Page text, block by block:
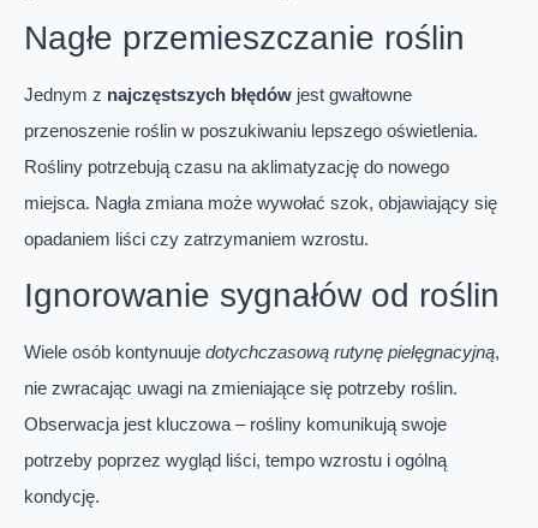
Nagłe przemieszczanie roślin
Jednym z najczęstszych błędów jest gwałtowne
przenoszenie roślin w poszukiwaniu lepszego oświetlenia.
Rośliny potrzebują czasu na aklimatyzację do nowego
miejsca. Nagła zmiana może wywołać szok, objawiający się
opadaniem liści czy zatrzymaniem wzrostu.
Ignorowanie sygnałów od roślin
Wiele osób kontynuuje dotychczasową rutynę pielęgnacyjną,
nie zwracając uwagi na zmieniające się potrzeby roślin.
Obserwacja jest kluczowa – rośliny komunikują swoje
potrzeby poprzez wygląd liści, tempo wzrostu i ogólną
kondycję.